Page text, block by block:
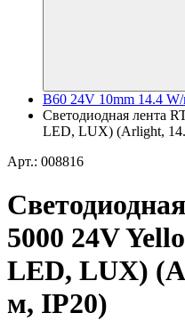
B60 24V 10mm 14.4
Светодиодная лента
LED, LUX) (Arlight,
Арт.: 008816
5000 24V
LED, LUX)
м, IP20)